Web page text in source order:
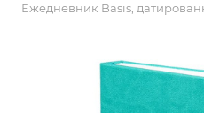
Ежедневник Basis,